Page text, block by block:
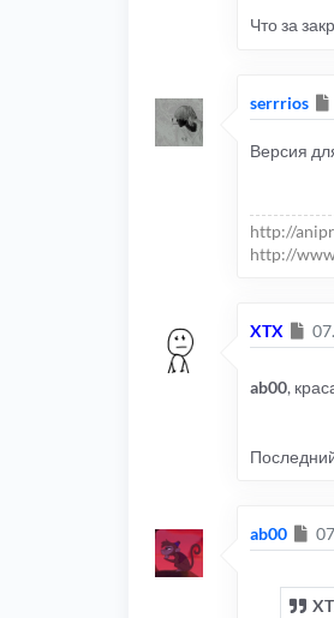
Что за
serrrios
Версия
http://
http://
XTX
ab00,
ab00